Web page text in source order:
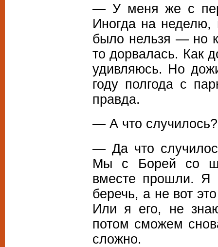
— У меня же с
Иногда на неделю,
было нельзя — но
то дорвалась. Как
удивляюсь. Но
году полгода с
правда.
— А что случилось?
— Да что
Мы с Борей со
вместе прошли. Я
беречь, а не вот
Или я его, не
потом сможем
сложно.